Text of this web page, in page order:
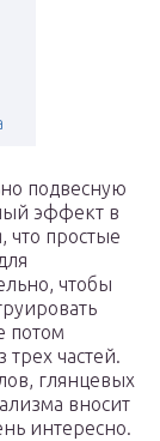
подвесную
эффект в
что простые
чтобы
потом
частей.
глянцевых
вносит
интересно.